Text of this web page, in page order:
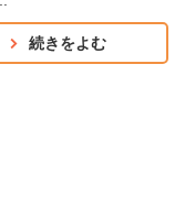
続きをよむ